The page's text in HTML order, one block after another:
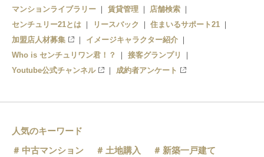
マンションライブラリー
賃貸管理
店舗検索
センチュリー21とは
リースバック
住まいるサポート21
加盟店人材募集
イメージキャラクター紹介
Who is センチュリワン君！？
接客グランプリ
Youtube公式チャンネル
成約者アンケート
人気のキーワード
中古マンション
土地購入
新築一戸建て